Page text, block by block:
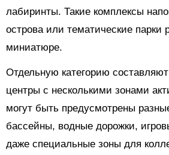
лабиринты. Такие комплексы
острова или тематические парки
миниатюре.
Отдельную категорию
центры с несколькими зонами
могут быть предусмотрены
бассейны, водные дорожки,
даже специальные зоны для